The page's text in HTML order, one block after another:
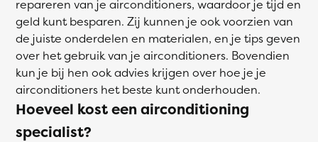
repareren van je airconditioners, waardoor je tijd en
geld kunt besparen. Zij kunnen je ook voorzien van
de juiste onderdelen en materialen, en je tips geven
over het gebruik van je airconditioners. Bovendien
kun je bij hen ook advies krijgen over hoe je je
airconditioners het beste kunt onderhouden.
Hoeveel kost een airconditioning
specialist?